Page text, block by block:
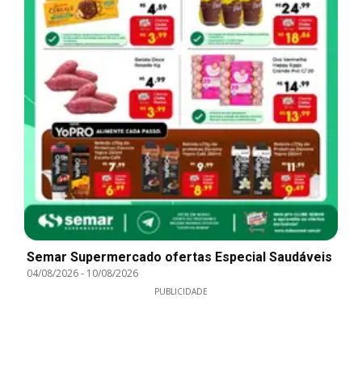
Semar Supermercado ofertas Especial Saudáveis
04/08/2026- 10/08/2026
PUBLICIDADE